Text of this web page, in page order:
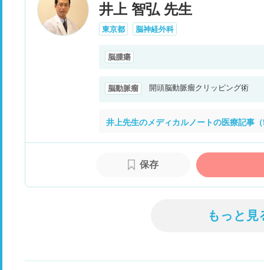
井上 智弘 先生
東京都 脳神経外科
脳腫瘍
脳動脈瘤 開頭脳動脈瘤クリッピング術
井上先生のメディカルノートの医療記事
保存
もっと見